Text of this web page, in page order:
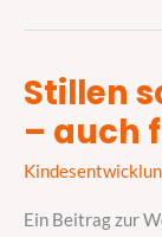
Stillen
– auch
Ein Beitrag zur
Stillen
schützen
fördern
–